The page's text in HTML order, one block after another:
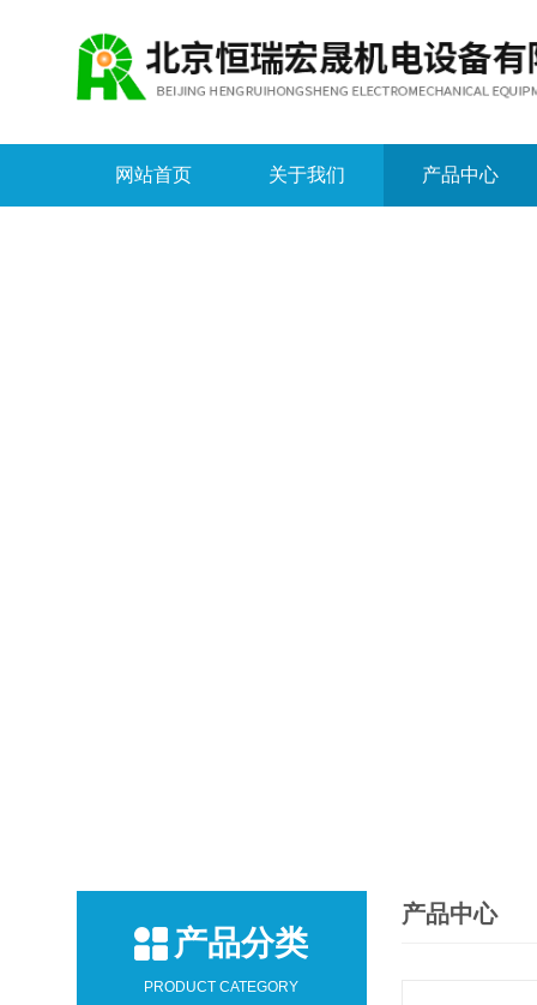
网站首页 关于我们 产品中心
产品分类
PRODUCT CATEGORY
产品中心